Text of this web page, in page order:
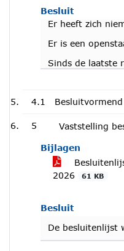
Besluit
Er heeft zich
Er is een
Sinds de laatste
4.1 Besluitvormend
5 Vaststelling
Bijlagen
2026
61 KB
Besluit
De besluitenlijst